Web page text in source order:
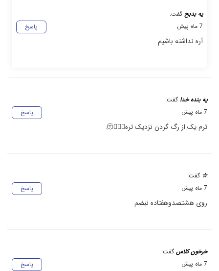
یه بدبخ گفت:
پاسخ
7 ماه پیش
آره نداشته باشیم
یه بنده خدا گفت:
پاسخ
7 ماه پیش
ترم یک از رگ گردن نزدیک تره😮‍💨💔🫠
☆ گفت:
پاسخ
7 ماه پیش
روی هشتصدوهفتاده نبضم
خرخون کلاس گفت:
پاسخ
7 ماه پیش